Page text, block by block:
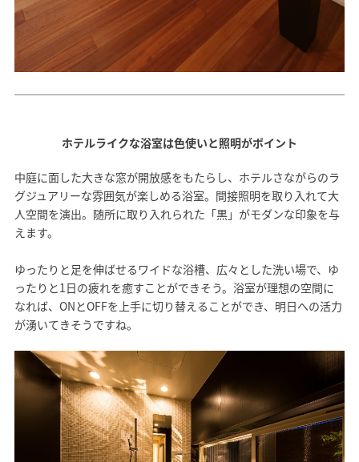
ホテルライクな浴室は色使いと照明がポイント
中庭に面した大きな窓が開放感をもたらし、ホテルさながらのラ
グジュアリーな雰囲気が楽しめる浴室。間接照明を取り入れて大
人空間を演出。随所に取り入れられた「黒」がモダンな印象を与
えます。
ゆったりと足を伸ばせるワイドな浴槽、広々とした洗い場で、ゆ
ったりと1日の疲れを癒すことができそう。浴室が理想の空間に
なれば、ONとOFFを上手に切り替えることができ、明日への活力
が湧いてきそうですね。